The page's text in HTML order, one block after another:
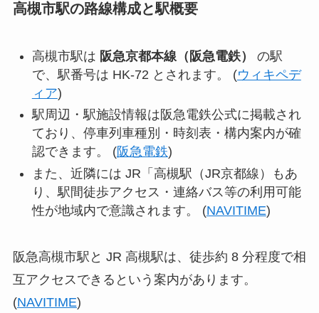
高槻市駅の路線構成と駅概要
高槻市駅は 阪急京都本線（阪急電鉄）
の駅
で、駅番号は HK-72 とされます。 (ウィキペデ
ィア)
駅周辺・駅施設情報は阪急電鉄公式に掲載され
ており、停車列車種別・時刻表・構内案内が確
認できます。 (阪急電鉄)
また、近隣には JR「高槻駅（JR京都線）もあ
り、駅間徒歩アクセス・連絡バス等の利用可能
性が地域内で意識されます。 (NAVITIME)
阪急高槻市駅と JR 高槻駅は、徒歩約 8 分程度で相
互アクセスできるという案内があります。
(NAVITIME)